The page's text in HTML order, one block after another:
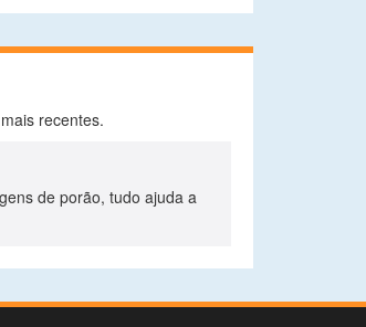
recentes.
de porão, tudo ajuda a